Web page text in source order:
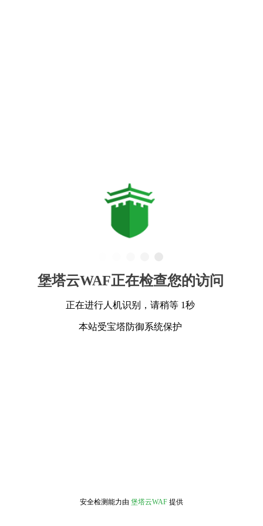
堡塔云WAF正在检查您的访问
正在进行人机识别，请稍等 1秒
本站受宝塔防御系统保护
安全检测能力由 堡塔云WAF 提供